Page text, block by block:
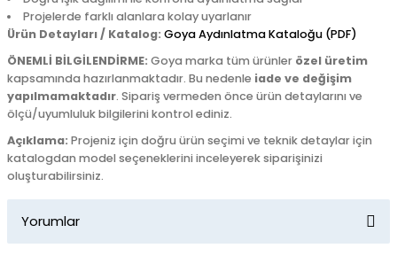
Projelerde farklı alanlara kolay uyarlanır
Ürün Detayları / Katalog: Goya Aydınlatma Kataloğu (PDF)
ÖNEMLİ BİLGİLENDİRME: Goya marka tüm ürünler özel üretim
kapsamında hazırlanmaktadır. Bu nedenle iade ve değişim
yapılmamaktadır. Sipariş vermeden önce ürün detaylarını ve
ölçü/uyumluluk bilgilerini kontrol ediniz.
Açıklama: Projeniz için doğru ürün seçimi ve teknik detaylar için
katalogdan model seçeneklerini inceleyerek siparişinizi
oluşturabilirsiniz.
Yorumlar